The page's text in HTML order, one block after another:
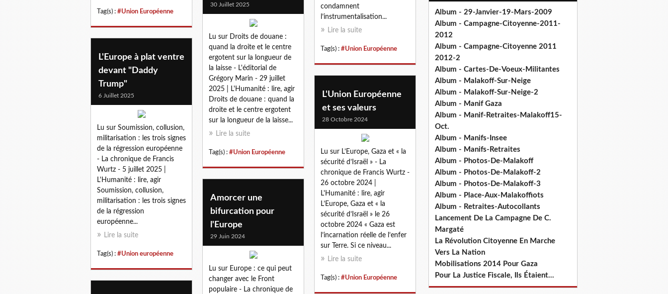
Tag(s) : #Union Européenne
condamnent
l’instrumentalisation...
Lire la suite
Tag(s) : #Union Européenne
30 Juillet 2025
Lu sur Droits de douane :
quand la droite et le centre
ergotent sur la longueur de
la laisse - L'éditorial de
Grégory Marin - 29 juillet
2025 | L'Humanité : lire, agir
Droits de douane : quand la
droite et le centre ergotent
sur la longueur de la laisse...
Lire la suite
Tag(s) : #Union Européenne
L'Europe à plat ventre
devant "Daddy
Trump"
6 Juillet 2025
Lu sur Soumission, collusion,
militarisation : les trois signes
de la régression européenne
- La chronique de Francis
Wurtz - 5 juillet 2025 |
L'Humanité : lire, agir
Soumission, collusion,
militarisation : les trois signes
de la régression
européenne...
Lire la suite
Tag(s) : #Union européenne
L'Union Européenne
et ses valeurs
28 Octobre 2024
Lu sur L’Europe, Gaza et « la
sécurité d’Israël » - La
chronique de Francis Wurtz -
26 octobre 2024 |
L'Humanité : lire, agir
L’Europe, Gaza et « la
sécurité d’Israël » le 26
octobre 2024 « Gaza est
l’incarnation réelle de l’enfer
sur Terre. Si ce niveau...
Lire la suite
Tag(s) : #Union Européenne
Amorcer une
bifurcation pour
l'Europe
29 Juin 2024
Lu sur Europe : ce qui peut
changer avec le Front
populaire - La chronique de
Album - 29-Janvier-19-Mars-2009
Album - Campagne-Citoyenne-2011-
2012
Album - Campagne-Citoyenne 2011
2012-2
Album - Cartes-De-Voeux-Militantes
Album - Malakoff-Sur-Neige
Album - Malakoff-Sur-Neige-2
Album - Manif Gaza
Album - Manif-Retraites-Malakoff15-
Oct.
Album - Manifs-Insee
Album - Manifs-Retraites
Album - Photos-De-Malakoff
Album - Photos-De-Malakoff-2
Album - Photos-De-Malakoff-3
Album - Place-Aux-Malakoffiots
Album - Retraites-Autocollants
Lancement De La Campagne De C.
Margaté
La Révolution Citoyenne En Marche
Vers La Nation
Mobilisations 2014 Pour Gaza
Pour La Justice Fiscale, Ils Étaient...